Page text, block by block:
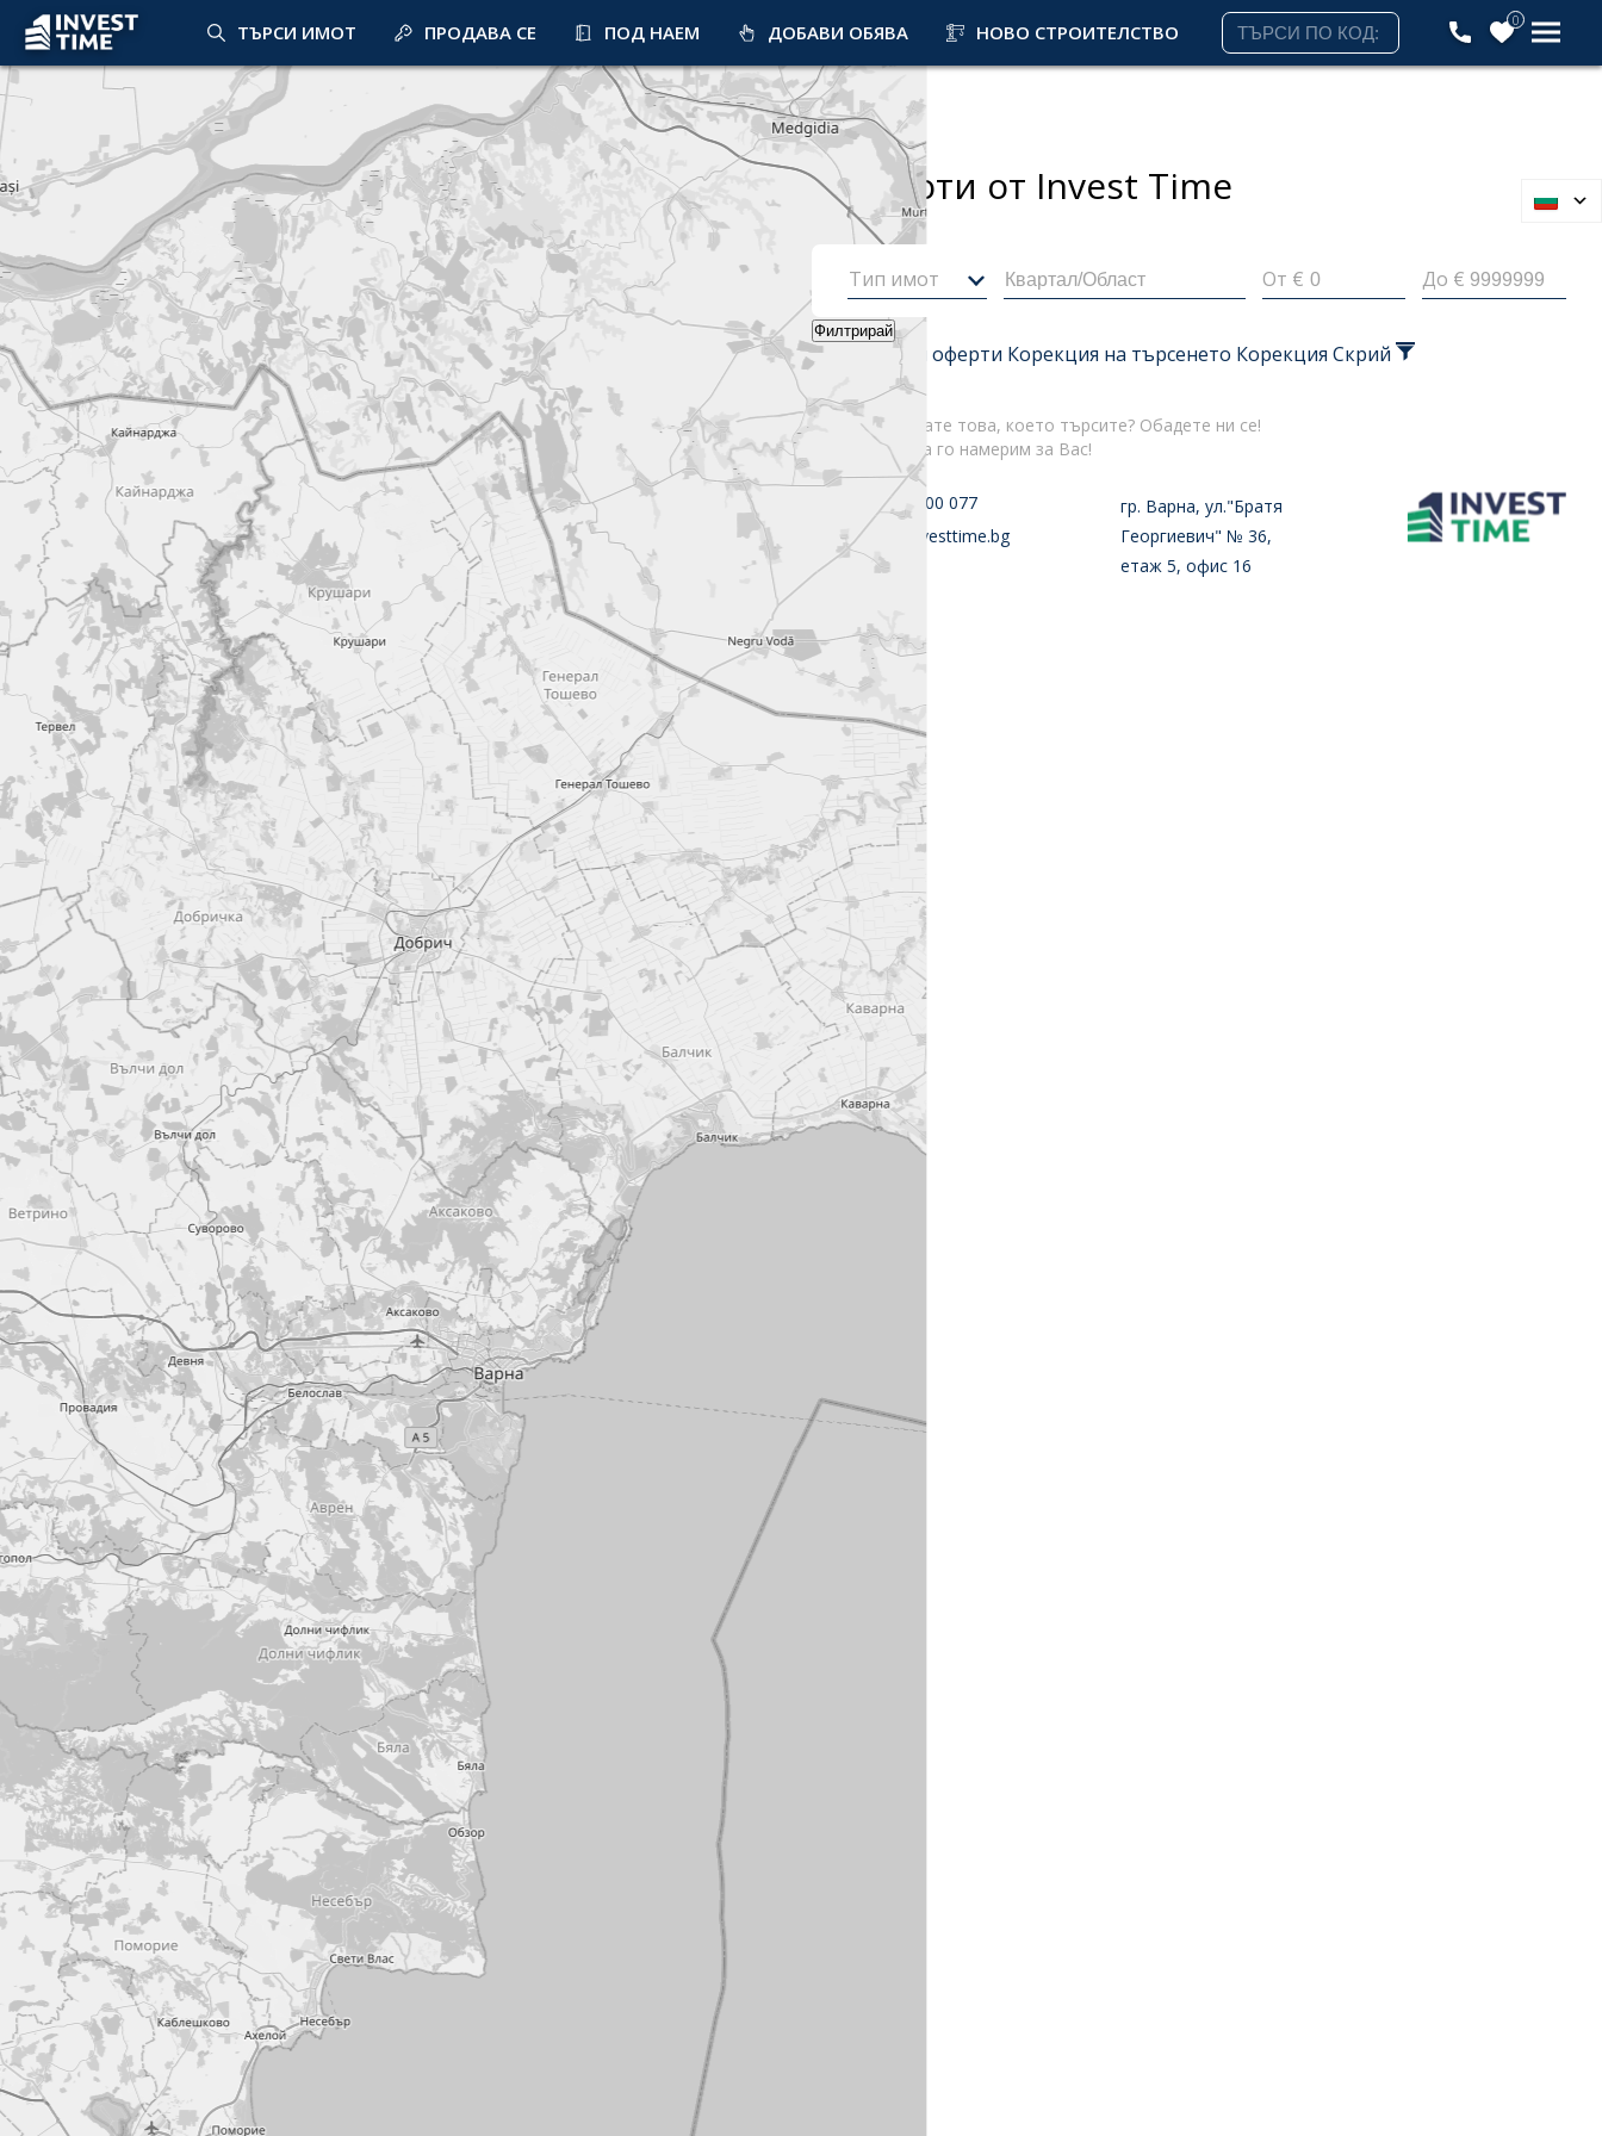
ТЪРСИ ИМОТ ПРОДАВА СЕ ПОД НАЕМ ДОБАВИ ОБЯВА НОВО СТРОИТЕЛСТВО
0
Начало
1резултата
на имоти от Invest Time
Тип имот От € До €
Филтрирай
Най-нови оферти Корекция на търсенето Корекция Скрий
Не намирате това, което търсите? Обадете ни се!
Можем да го намерим за Вас!
+359 52 600 077
office@investtime.bg
гр. Варна, ул."Братя
Георгиевич" № 36,
етаж 5, офис 16